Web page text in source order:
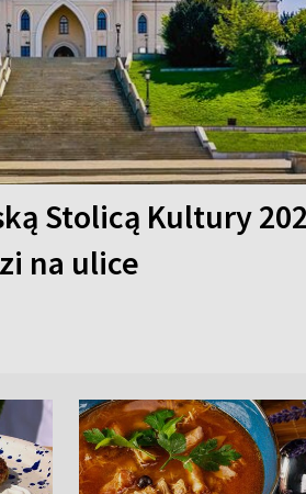
Stolicą Kultury
na ulice